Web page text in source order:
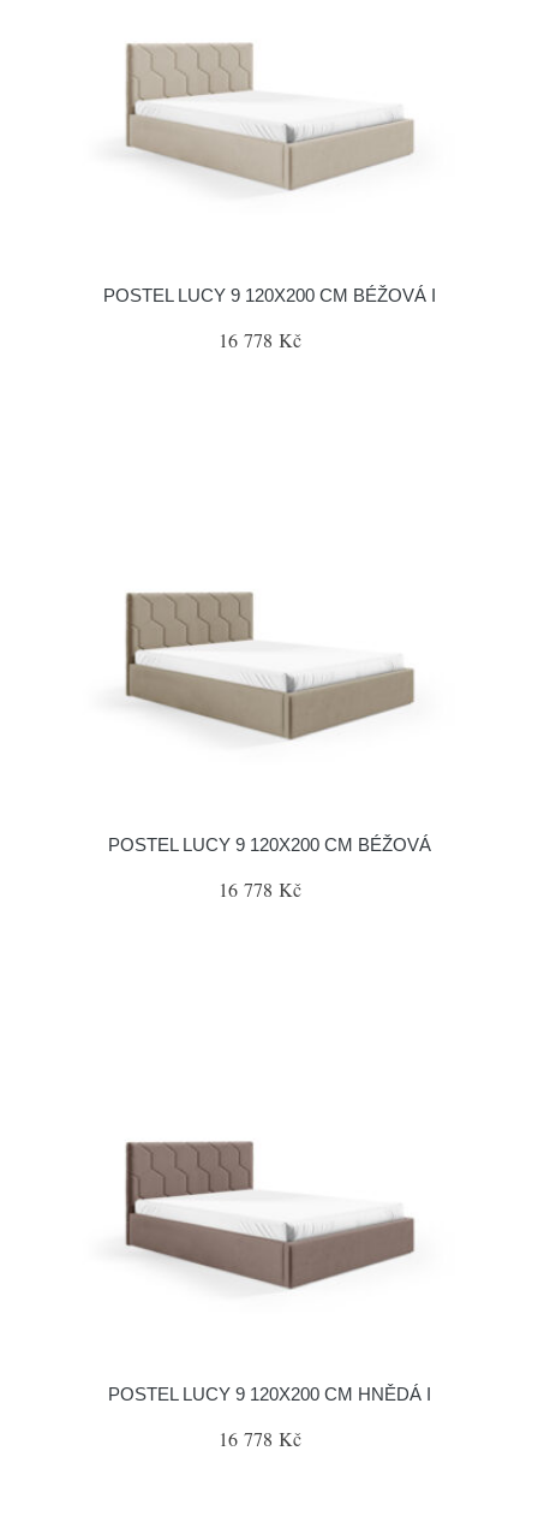
POSTEL LUCY 9 120X200 CM BÉŽOVÁ I
16 778 Kč
POSTEL LUCY 9 120X200 CM BÉŽOVÁ
16 778 Kč
POSTEL LUCY 9 120X200 CM HNĚDÁ I
16 778 Kč